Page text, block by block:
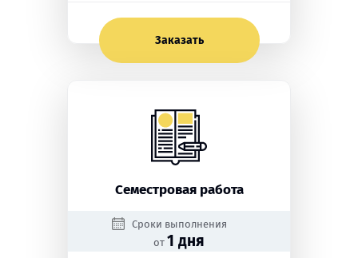
Заказать
Семестровая работа
Сроки выполнения
от 1 дня